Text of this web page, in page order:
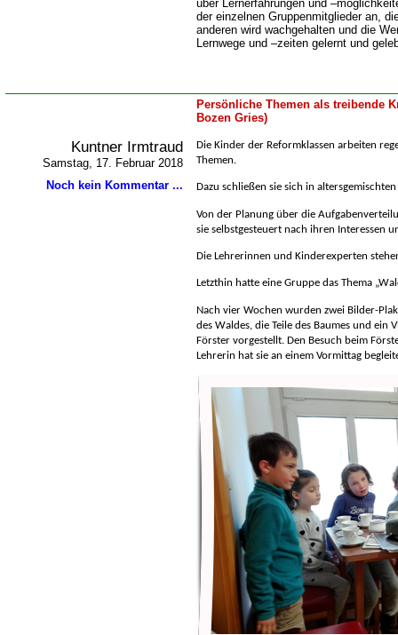
über Lernerfahrungen und
der einzelnen Gruppenmitglieder an,
anderen wird wachgehalten und die
Lernwege und –zeiten gelernt und
Persönliche Themen als treibende
Bozen Gries)
Kuntner Irmtraud
Samstag, 17. Februar 2018
Noch kein Kommentar ...
Die Kinder der Reformklassen arbeiten
Themen.
Dazu schließen sie sich in
Von der Planung über die
sie selbstgesteuert nach ihren Interessen
Die Lehrerinnen und Kinderexperten
Letzthin hatte eine Gruppe das Thema
Nach vier Wochen wurden zwei Bilder-
des Waldes, die Teile des Baumes und
Förster vorgestellt. Den Besuch beim
Lehrerin hat sie an einem Vormittag